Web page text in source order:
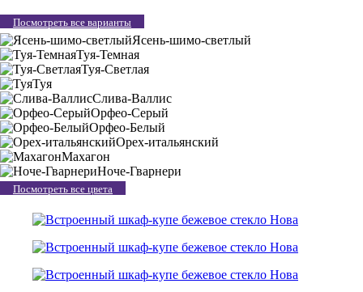
Посмотреть все варианты
Ясень-шимо-светлый
Туя-Темная
Туя-Светлая
Туя
Слива-Валлис
Орфео-Серый
Орфео-Белый
Орех-итальянский
Махагон
Ноче-Гварнери
Посмотреть все цвета